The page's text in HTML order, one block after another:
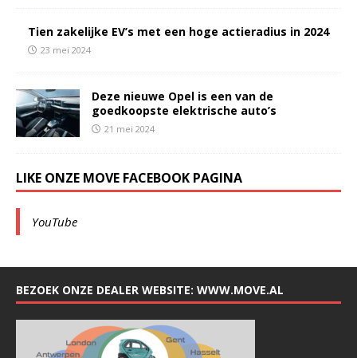
Tien zakelijke EV’s met een hoge actieradius in 2024
23 mei 2024
Deze nieuwe Opel is een van de
goedkoopste elektrische auto’s
21 mei 2024
LIKE ONZE MOVE FACEBOOK PAGINA
YouTube
BEZOEK ONZE DEALER WEBSITE: WWW.MOVE.AL